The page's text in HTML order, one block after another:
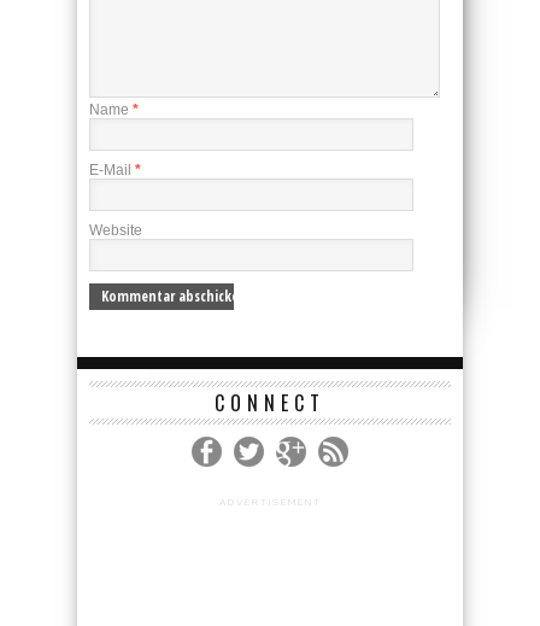
Name *
E-Mail *
Website
CONNECT
ADVERTISEMENT